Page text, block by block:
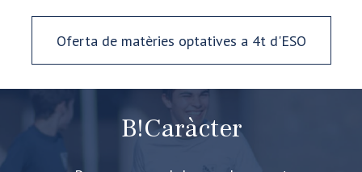
Oferta de matèries optatives a 4t d'ESO
B!Caràcter